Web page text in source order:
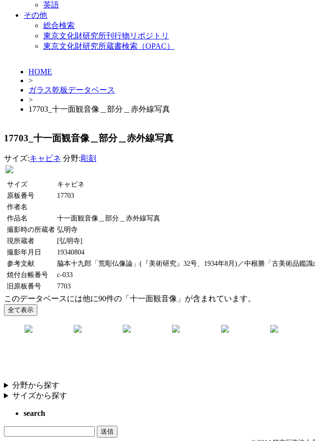
英語
その他
総合検索
東京文化財研究所刊行物リポジトリ
東京文化財研究所蔵書検索（OPAC）
HOME
>
ガラス乾板データベース
>
17703_十一面観音像＿部分＿赤外線写真
17703_十一面観音像＿部分＿赤外線写真
サイズ:キャビネ 分野:彫刻
サイズ
キャビネ
原板番号
17703
作者名
作品名
十一面観音像＿部分＿赤外線写真
撮影時の所蔵者 弘明寺
現所蔵者
[弘明寺]
撮影年月日
19340804
参考文献
脇本十九郎「荒彫仏像論」(『美術研究』32号、1934年8月)／中根勝「古美術品鑑
焼付台帳番号
c-033
旧原板番号
7703
このデータベースには他に90件の「十一面観音像」が含まれています。
分野から探す
サイズから探す
search